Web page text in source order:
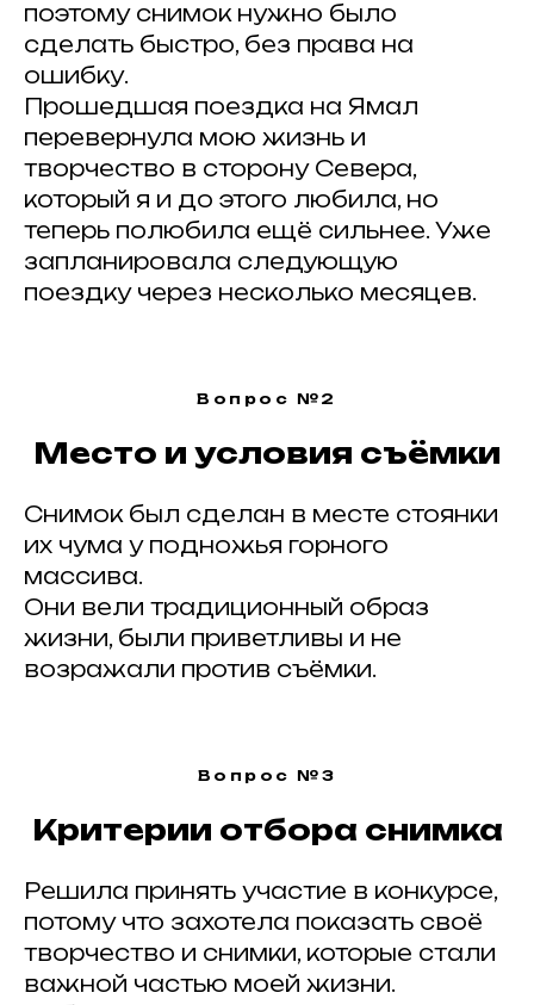
поэтому снимок нужно было
сделать быстро, без права на
ошибку.
Прошедшая поездка на Ямал
перевернула мою жизнь и
творчество в сторону Севера,
который я и до этого любила, но
теперь полюбила ещё сильнее. Уже
запланировала следующую
поездку через несколько месяцев.
Вопрос №2
Место и условия съёмки
Снимок был сделан в месте стоянки
их чума у подножья горного
массива.
Они вели традиционный образ
жизни, были приветливы и не
возражали против съёмки.
Вопрос №3
Критерии отбора снимка
Решила принять участие в конкурсе,
потому что захотела показать своё
творчество и снимки, которые стали
важной частью моей жизни.
#
#ArtkokoPortraitAwards2026
Публикуйте работы,
делитесь с друзьями
и отмечайте нас